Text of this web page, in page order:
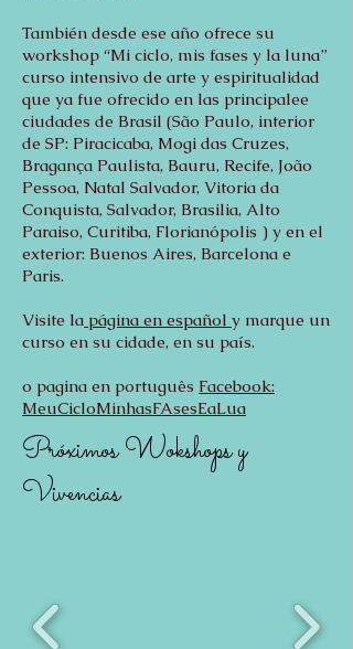
También desde ese año ofrece su
workshop “Mi ciclo, mis fases y la luna”
curso intensivo de arte y espiritualidad
que ya fue ofrecido en las principalee
ciudades de Brasil (São Paulo, interior
de SP: Piracicaba, Mogi das Cruzes,
Bragança Paulista, Bauru, Recife, João
Pessoa, Natal Salvador, Vitoria da
Conquista, Salvador, Brasilia, Alto
Paraiso, Curitiba, Florianópolis ) y en el
exterior: Buenos Aires, Barcelona e
Paris.
Visite la página en español y marque un
curso en su cidade, en su país.
o pagina en português Facebook:
MeuCicloMinhasFAsesEaLua
Próximos Wokshops y
Vivencias